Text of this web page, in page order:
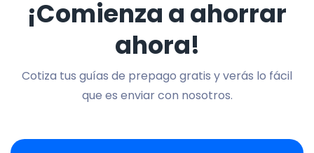
¡Comienza a ahorrar
ahora!
Cotiza tus guías de prepago gratis y verás lo fácil
que es enviar con nosotros.